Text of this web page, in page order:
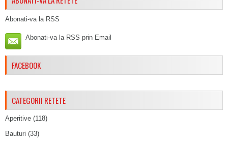
Abonati-va la RSS
Abonati-va la RSS prin Email
FACEBOOK
CATEGORII RETETE
Aperitive (118)
Bauturi (33)